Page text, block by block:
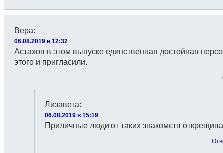
Вера:
06.08.2019 в 12:32
Астахов в этом выпуске единственная достойная
этого и пригласили.
Лизавета:
06.08.2019 в 15:19
Приличные люди от таких знакомств